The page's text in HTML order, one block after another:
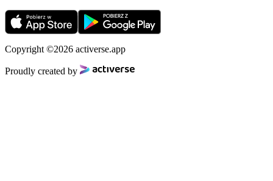
Copyright ©2026 activerse.app
Proudly created by